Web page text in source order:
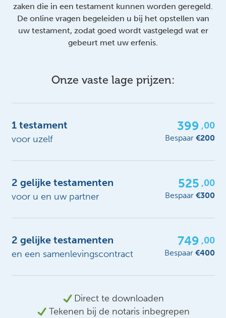
zaken die in een testament kunnen worden geregeld.
De online vragen begeleiden u bij het opstellen van
uw testament, zodat goed wordt vastgelegd wat er
gebeurt met uw erfenis.
Onze vaste lage prijzen:
1 testament
voor uzelf
399 ,00
Bespaar €200
2 gelijke testamenten
voor u en uw partner
525 ,00
Bespaar €300
2 gelijke testamenten
en een samenlevingscontract
749 ,00
Bespaar €400
Direct te downloaden
Tekenen bij de notaris inbegrepen